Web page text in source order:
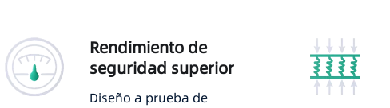
Rendimiento de
seguridad superior
Diseño a prueba de